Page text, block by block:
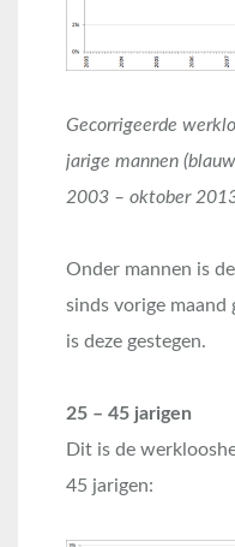
Gecorrigeerde
jarige mannen
2003 – oktober
Onder mannen is
sinds vorige
is deze gestegen.
25 – 45 jarigen
Dit is de
45 jarigen: